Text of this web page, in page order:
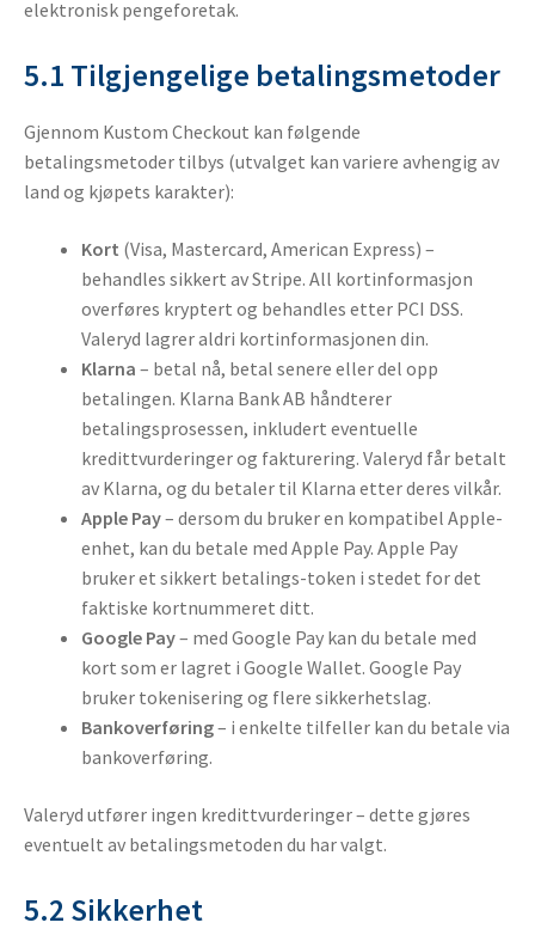
elektronisk pengeforetak.
5.1 Tilgjengelige betalingsmetoder
Gjennom Kustom Checkout kan følgende
betalingsmetoder tilbys (utvalget kan variere avhengig av
land og kjøpets karakter):
Kort (Visa, Mastercard, American Express) –
behandles sikkert av Stripe. All kortinformasjon
overføres kryptert og behandles etter PCI DSS.
Valeryd lagrer aldri kortinformasjonen din.
Klarna – betal nå, betal senere eller del opp
betalingen. Klarna Bank AB håndterer
betalingsprosessen, inkludert eventuelle
kredittvurderinger og fakturering. Valeryd får betalt
av Klarna, og du betaler til Klarna etter deres vilkår.
Apple Pay– dersom du bruker en kompatibel Apple-
enhet, kan du betale med Apple Pay. Apple Pay
bruker et sikkert betalings-token i stedet for det
faktiske kortnummeret ditt.
Google Pay– med Google Pay kan du betale med
kort som er lagret i Google Wallet. Google Pay
bruker tokenisering og flere sikkerhetslag.
Bankoverføring– i enkelte tilfeller kan du betale via
bankoverføring.
Valeryd utfører ingen kredittvurderinger – dette gjøres
eventuelt av betalingsmetoden du har valgt.
5.2 Sikkerhet